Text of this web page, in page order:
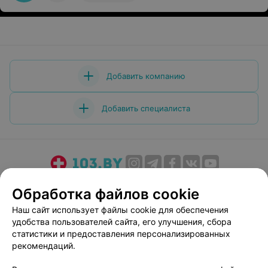
пойду!!!! Советую вам туда не ходить!!!! Потратить
деньги советую в других более надежных зубных!!!!!
Добавить компанию
Добавить специалиста
Медицинский маркетинг
Публичный договор
Пользовательское соглашение
Способы оплаты
Вакансии
Партнеры
Написать руководителю 103.by
Обработка файлов cookie
Наш сайт использует файлы cookie для обеспечения
удобства пользователей сайта, его улучшения, сбора
статистики и предоставления персонализированных
рекомендаций.